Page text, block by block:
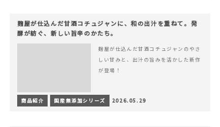
麹屋が仕込んだ甘酒コチュジャンに、和の出汁を重ねて。発
酵が紡ぐ、新しい旨辛のかたち。
麹屋が仕込んだ甘酒コチュジャンのやさ
しい甘みと、出汁の旨みを活かした新作
が登場！
商品紹介 国産無添加シリーズ 2026.05.29